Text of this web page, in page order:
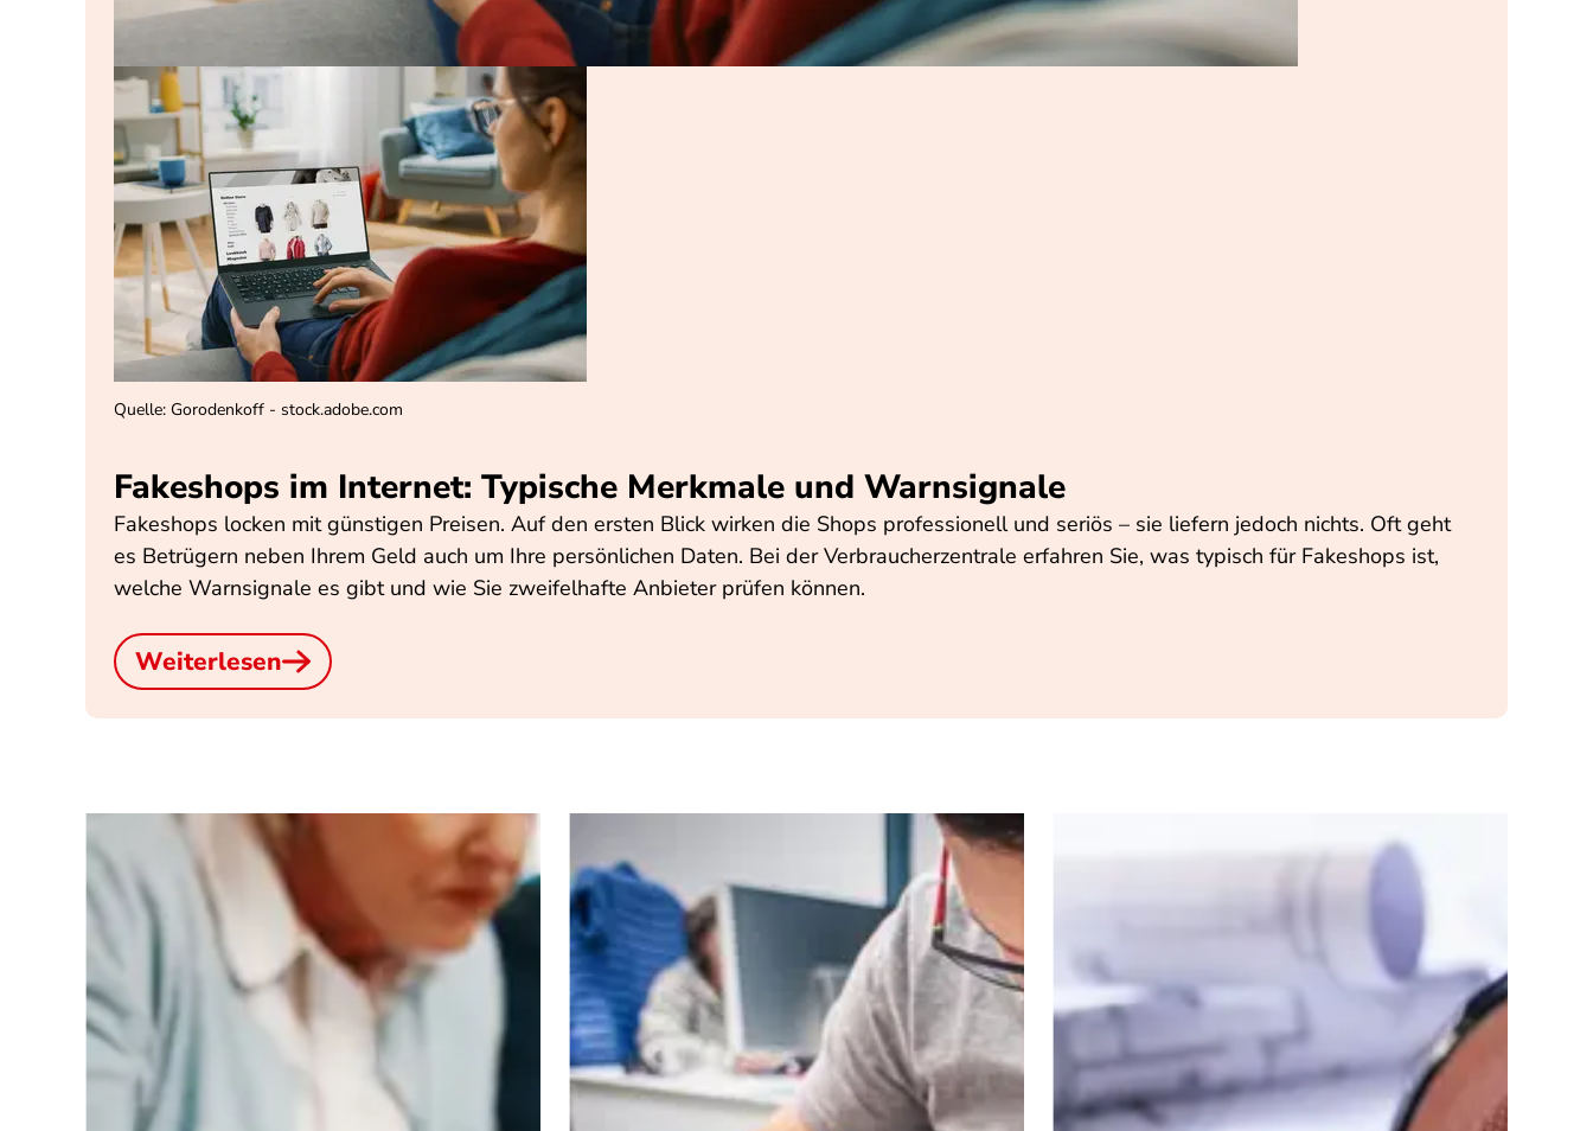
Fakeshops im Internet: Typische Merkmale und Warnsignale
Fakeshops locken mit günstigen Preisen. Auf den ersten Blick wirken die Shops professionell und seriös – sie liefern jedoch nichts. Oft geht
es Betrügern neben Ihrem Geld auch um Ihre persönlichen Daten. Bei der Verbraucherzentrale erfahren Sie, was typisch für Fakeshops ist,
welche Warnsignale es gibt und wie Sie zweifelhafte Anbieter prüfen können.
Weiterlesen
Quelle: Gorodenkoff - stock.adobe.com